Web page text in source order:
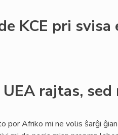
KCE pri svisa
rajtas, sed
por Afriko mi ne volis ŝarĝi